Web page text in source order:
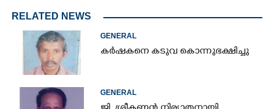
RELATED NEWS
GENERAL
കർഷകനെ കടുവ കൊന്നുഭക്ഷിച്ചു
GENERAL